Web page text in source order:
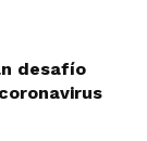
desafío